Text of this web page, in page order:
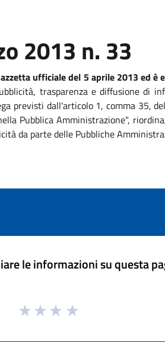
2013 n. 33
ufficiale del 5 aprile 2013 ed
trasparenza e diffusione di
previsti dall'articolo 1, comma 35,
Pubblica Amministrazione",
da parte delle Pubbliche
le informazioni su questa